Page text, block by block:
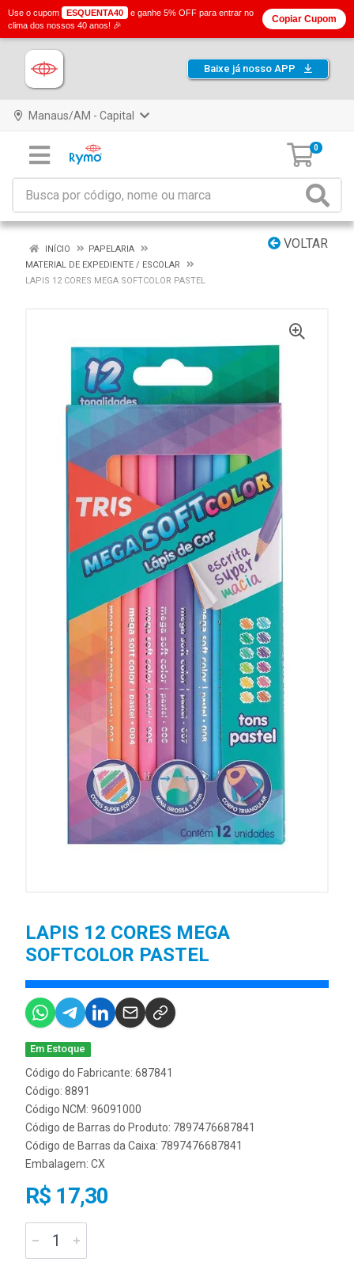
Baixe já nosso APP
Manaus/AM - Capital
0
VOLTAR
INÍCIO
PAPELARIA
MATERIAL DE EXPEDIENTE / ESCOLAR
LAPIS 12 CORES MEGA SOFTCOLOR PASTEL
LAPIS 12 CORES MEGA
SOFTCOLOR PASTEL
Em Estoque
Código do Fabricante: 687841
Código: 8891
Código NCM: 96091000
Código de Barras do Produto: 7897476687841
Código de Barras da Caixa: 7897476687841
Embalagem: CX
R$ 17,30
Use o cupom ESQUENTA40
e ganhe 5% OFF para entrar no
clima dos nossos 40 anos! 🎉
Copiar Cupom